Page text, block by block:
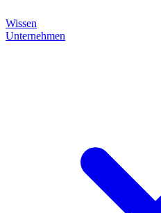
Wissen
Unternehmen